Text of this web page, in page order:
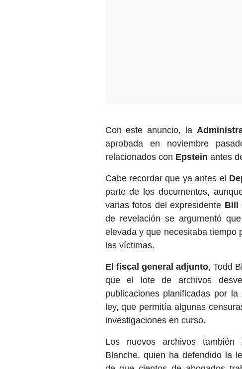
Con este anuncio, la
aprobada en noviembre
relacionados con Epstein antes
Cabe recordar que ya antes el
parte de los documentos,
varias fotos del expresidente Bill
de revelación se argumentó
elevada y que necesitaba tiempo
las víctimas.
El fiscal general adjunto, Todd
que el lote de archivos
publicaciones planificadas por la
ley, que permitía algunas
investigaciones en curso.
Los nuevos archivos también
Blanche, quien ha defendido la